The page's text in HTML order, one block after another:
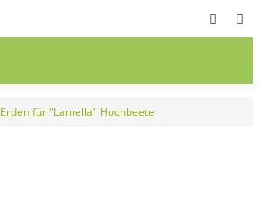
Erden für "Lamella" Hochbeete